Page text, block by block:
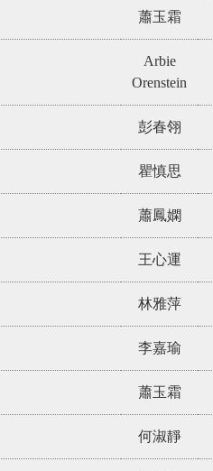
蕭玉霜
Arbie
Orenstein
彭春翎
瞿慎思
蕭鳳嫻
王心運
林雅萍
李嘉瑜
蕭玉霜
何淑靜